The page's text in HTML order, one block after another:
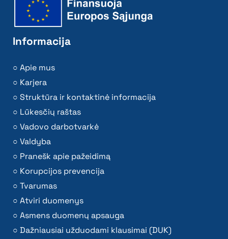
Informacija
Apie mus
Karjera
Struktūra ir kontaktinė informacija
Lūkesčių raštas
Vadovo darbotvarkė
Valdyba
Pranešk apie pažeidimą
Korupcijos prevencija
Tvarumas
Atviri duomenys
Asmens duomenų apsauga
Dažniausiai užduodami klausimai (DUK)